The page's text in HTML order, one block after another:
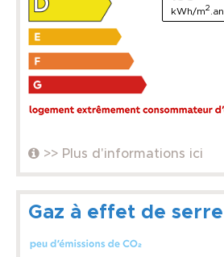
kWh/m2 .an
>> Plus d'informations ici
Gaz à effet de serre